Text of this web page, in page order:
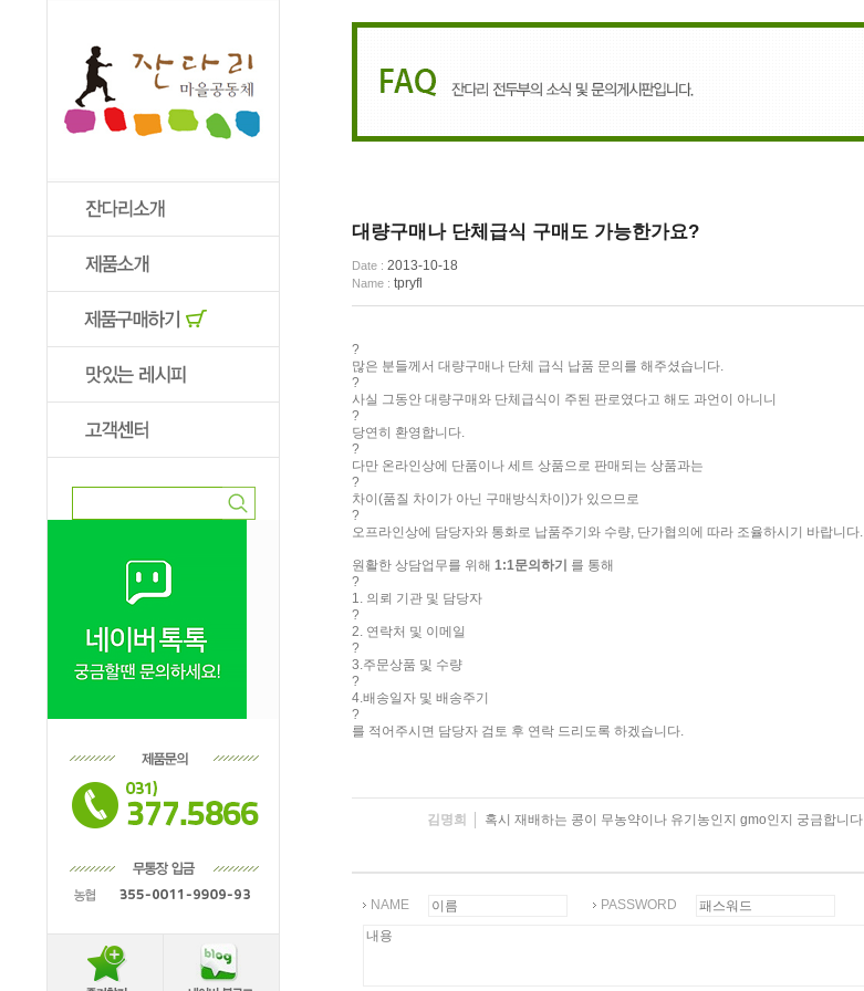
대량구매나 단체급식 구매도 가능한가요?
Date : 2013-10-18
Name : tpryfl
?
많은 분들께서 대량구매나 단체 급식 납품 문의를 해주셨습니다.
?
사실 그동안 대량구매와 단체급식이 주된 판로였다고 해도 과언이 아니니
?
당연히 환영합니다.
?
다만 온라인상에 단품이나 세트 상품으로 판매되는 상품과는
?
차이(품질 차이가 아닌 구매방식차이)가 있으므로
?
오프라인상에 담당자와 통화로 납품주기와 수량, 단가협의에 따라 조율하시기 바랍니다.
원활한 상담업무를 위해 1:1문의하기
를 통해
?
1. 의뢰 기관 및 담당자
?
2. 연락처 및 이메일
?
3.주문상품 및 수량
?
4.배송일자 및 배송주기
?
를 적어주시면 담당자 검토 후 연락 드리도록 하겠습니다.
김명희 혹시 재배하는 콩이 무농약이나 유기농인지 gmo인지 궁금합니다
NAME PASSWORD